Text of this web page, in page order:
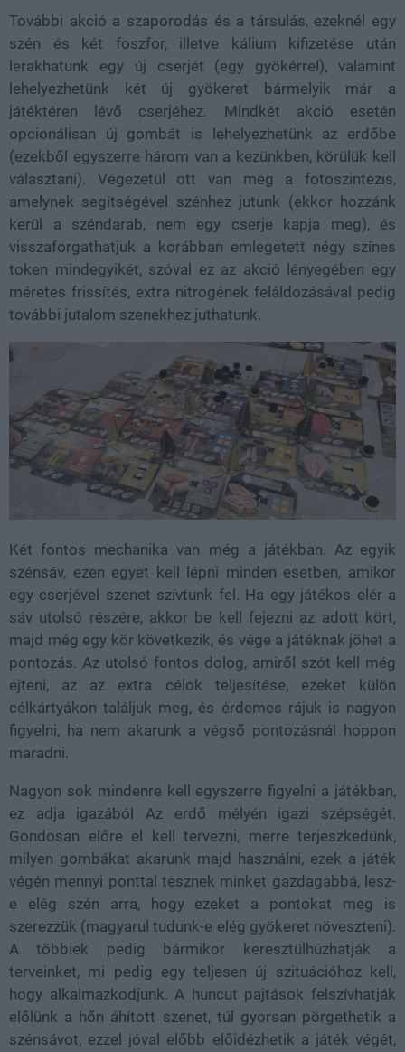
További akció a szaporodás és a társulás, ezeknél egy
szén és két foszfor, illetve kálium kifizetése után
lerakhatunk egy új cserjét (egy gyökérrel), valamint
lehelyezhetünk két új gyökeret bármelyik már a
játéktéren lévő cserjéhez. Mindkét akció esetén
opcionálisan új gombát is lehelyezhetünk az erdőbe
(ezekből egyszerre három van a kezünkben, körülük kell
választani). Végezetül ott van még a fotoszintézis,
amelynek segítségével szénhez jutunk (ekkor hozzánk
kerül a széndarab, nem egy cserje kapja meg), és
visszaforgathatjuk a korábban emlegetett négy színes
token mindegyikét, szóval ez az akció lényegében egy
méretes frissítés, extra nitrogének feláldozásával pedig
további jutalom szenekhez juthatunk.
Két fontos mechanika van még a játékban. Az egyik
szénsáv, ezen egyet kell lépni minden esetben, amikor
egy cserjével szenet szívtunk fel. Ha egy játékos elér a
sáv utolsó részére, akkor be kell fejezni az adott kört,
majd még egy kör következik, és vége a játéknak jöhet a
pontozás. Az utolsó fontos dolog, amiről szót kell még
ejteni, az az extra célok teljesítése, ezeket külön
célkártyákon találjuk meg, és érdemes rájuk is nagyon
figyelni, ha nem akarunk a végső pontozásnál hoppon
maradni.
Nagyon sok mindenre kell egyszerre figyelni a játékban,
ez adja igazából Az erdő mélyén igazi szépségét.
Gondosan előre el kell tervezni, merre terjeszkedünk,
milyen gombákat akarunk majd használni, ezek a játék
végén mennyi ponttal tesznek minket gazdagabbá, lesz-
e elég szén arra, hogy ezeket a pontokat meg is
szerezzük (magyarul tudunk-e elég gyökeret növeszteni).
A többiek pedig bármikor keresztülhúzhatják a
terveinket, mi pedig egy teljesen új szituációhoz kell,
hogy alkalmazkodjunk. A huncut pajtások felszívhatják
előlünk a hőn áhított szenet, túl gyorsan pörgethetik a
szénsávot, ezzel jóval előbb előidézhetik a játék végét,